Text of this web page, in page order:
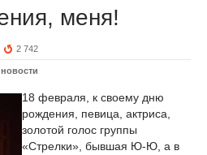
меня!
2 742
18 февраля, к своему дню
рождения, певица, актриса,
золотой голос группы
«Стрелки», бывшая Ю-Ю, а в